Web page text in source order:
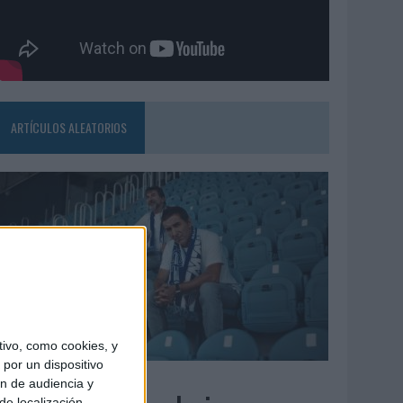
como cookies, y
un dispositivo
de audiencia y
ARTÍCULOS ALEATORIOS
08/2026